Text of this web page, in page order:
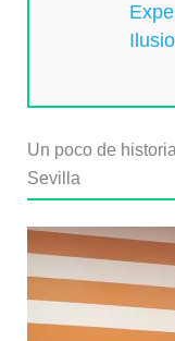
Un poco de
Sevilla